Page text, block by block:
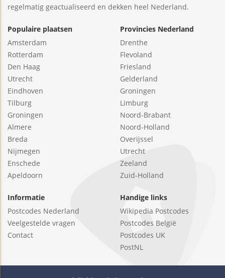
regelmatig geactualiseerd en dekken heel Nederland.
Populaire plaatsen
Amsterdam
Rotterdam
Den Haag
Utrecht
Eindhoven
Tilburg
Groningen
Almere
Breda
Nijmegen
Enschede
Apeldoorn
Provincies Nederland
Drenthe
Flevoland
Friesland
Gelderland
Groningen
Limburg
Noord-Brabant
Noord-Holland
Overijssel
Utrecht
Zeeland
Zuid-Holland
Informatie
Postcodes Nederland
Veelgestelde vragen
Contact
Handige links
Wikipedia Postcodes
Postcodes België
Postcodes UK
PostNL